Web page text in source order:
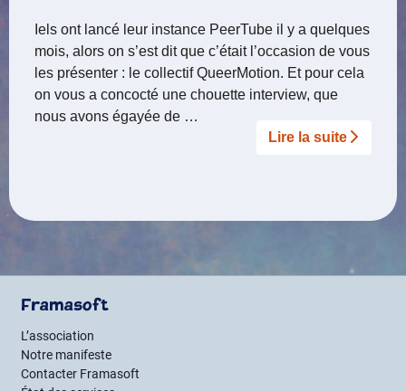
Iels ont lancé leur instance PeerTube il y a quelques
mois, alors on s’est dit que c’était l’occasion de vous
les présenter : le collectif QueerMotion. Et pour cela
on vous a concocté une chouette interview, que
nous avons égayée de …
Lire la suite­­
Framasoft
L’association
Notre manifeste
Contacter Framasoft